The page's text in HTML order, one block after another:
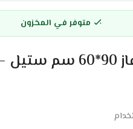
متوفر في المخزون